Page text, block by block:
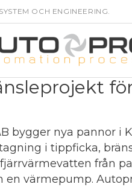
OCH ENGINEERING.
bygger nya pannor i
i tippficka,
från
en värmepump.